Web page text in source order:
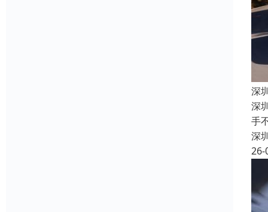
深
深
手
深
26-